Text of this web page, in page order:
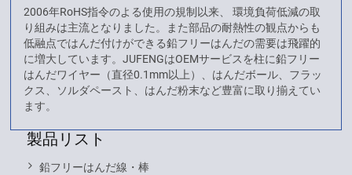
2006年RoHS指令のよる使用の規制以来、 環境負荷低減の取
り組みは主流となりました。また部品の耐熱性の観点からも
低融点ではんだ付けができる鉛フリーはんだの需要は飛躍的
に増大しています。JUFENGはOEMサービスを柱に鉛フリー
はんだワイヤー（直径0.1mm以上）、はんだボール、フラッ
クス、ソルダペースト、はんだ粉末など豊富に取り揃えてい
ます。
製品リスト
鉛フリーはんだ線・棒